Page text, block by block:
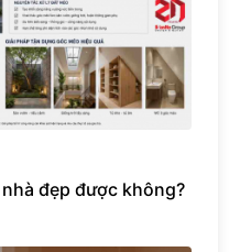
đẹp được không?